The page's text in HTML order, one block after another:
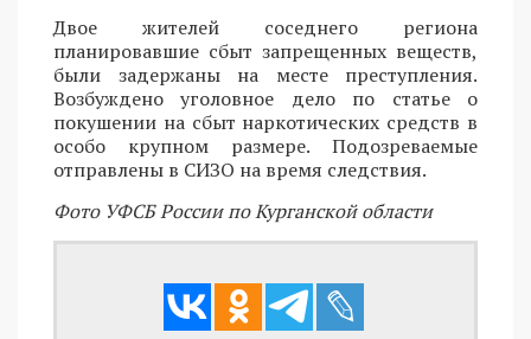
Двое жителей соседнего региона
планировавшие сбыт запрещенных веществ,
были задержаны на месте преступления.
Возбуждено уголовное дело по статье о
покушении на сбыт наркотических средств в
особо крупном размере. Подозреваемые
отправлены в СИЗО на время следствия.
Фото УФСБ России по Курганской области